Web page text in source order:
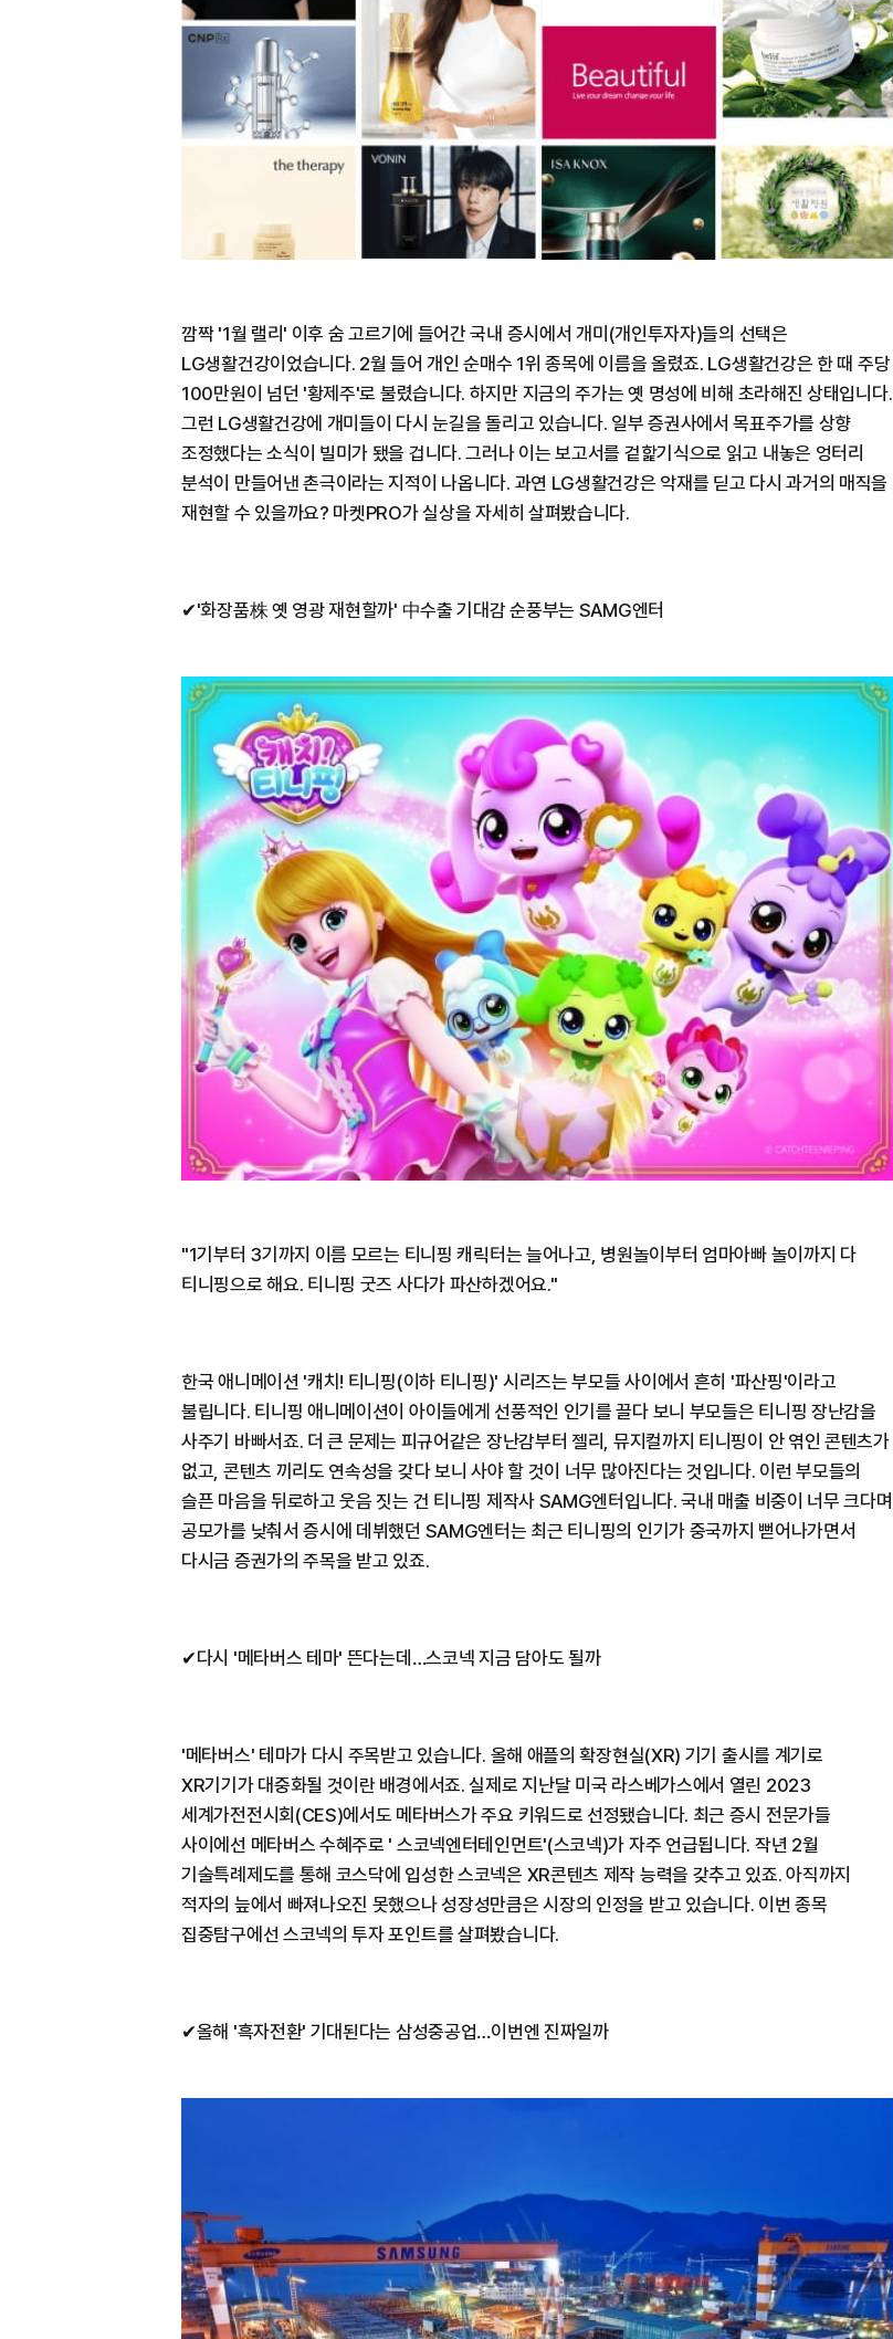
깜짝 '1월 랠리' 이후 숨 고르기에 들어간 국내 증시에서 개미(개인투자자)들의 선택은
LG생활건강이었습니다. 2월 들어 개인 순매수 1위 종목에 이름을 올렸죠. LG생활건강은 한 때 주당
100만원이 넘던 '황제주'로 불렸습니다. 하지만 지금의 주가는 옛 명성에 비해 초라해진 상태입니다.
그런 LG생활건강에 개미들이 다시 눈길을 돌리고 있습니다. 일부 증권사에서 목표주가를 상향
조정했다는 소식이 빌미가 됐을 겁니다. 그러나 이는 보고서를 겉핥기식으로 읽고 내놓은 엉터리
분석이 만들어낸 촌극이라는 지적이 나옵니다. 과연 LG생활건강은 악재를 딛고 다시 과거의 매직을
재현할 수 있을까요? 마켓PRO가 실상을 자세히 살펴봤습니다.
✔'화장품株 옛 영광 재현할까' 中수출 기대감 순풍부는 SAMG엔터
"1기부터 3기까지 이름 모르는 티니핑 캐릭터는 늘어나고, 병원놀이부터 엄마아빠 놀이까지 다
티니핑으로 해요. 티니핑 굿즈 사다가 파산하겠어요."
한국 애니메이션 '캐치! 티니핑(이하 티니핑)' 시리즈는 부모들 사이에서 흔히 '파산핑'이라고
불립니다. 티니핑 애니메이션이 아이들에게 선풍적인 인기를 끌다 보니 부모들은 티니핑 장난감을
사주기 바빠서죠. 더 큰 문제는 피규어같은 장난감부터 젤리, 뮤지컬까지 티니핑이 안 엮인 콘텐츠가
없고, 콘텐츠 끼리도 연속성을 갖다 보니 사야 할 것이 너무 많아진다는 것입니다. 이런 부모들의
슬픈 마음을 뒤로하고 웃음 짓는 건 티니핑 제작사 SAMG엔터입니다. 국내 매출 비중이 너무 크다며
공모가를 낮춰서 증시에 데뷔했던 SAMG엔터는 최근 티니핑의 인기가 중국까지 뻗어나가면서
다시금 증권가의 주목을 받고 있죠.
✔다시 '메타버스 테마' 뜬다는데…스코넥 지금 담아도 될까
'메타버스' 테마가 다시 주목받고 있습니다. 올해 애플의 확장현실(XR) 기기 출시를 계기로
XR기기가 대중화될 것이란 배경에서죠. 실제로 지난달 미국 라스베가스에서 열린 2023
세계가전전시회(CES)에서도 메타버스가 주요 키워드로 선정됐습니다. 최근 증시 전문가들
사이에선 메타버스 수혜주로 ' 스코넥엔터테인먼트'(스코넥)가 자주 언급됩니다. 작년 2월
기술특례제도를 통해 코스닥에 입성한 스코넥은 XR콘텐츠 제작 능력을 갖추고 있죠. 아직까지
적자의 늪에서 빠져나오진 못했으나 성장성만큼은 시장의 인정을 받고 있습니다. 이번 종목
집중탐구에선 스코넥의 투자 포인트를 살펴봤습니다.
✔올해 '흑자전환' 기대된다는 삼성중공업…이번엔 진짜일까